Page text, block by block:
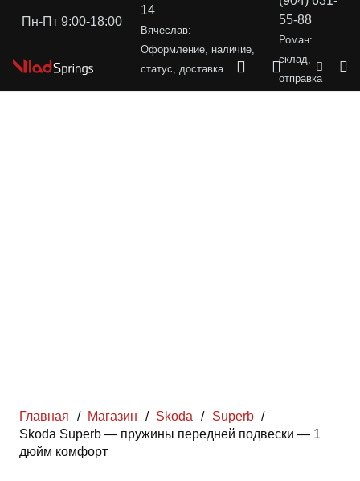
Пн-Пт 9:00-18:00
14
Вячеслав:
Оформление, наличие,
статус, доставка
55-88
Роман:
склад,
отправка
Главная / Магазин / Skoda / Superb /
Skoda Superb — пружины передней подвески — 1
дюйм комфорт